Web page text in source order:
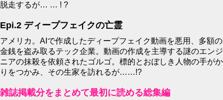
脱走するが… … ! ?
Epi.2 ディープフェイクの亡霊
アメリカ。AIで作成したディープフェイク動画を悪用、多額の
金銭を盗み取るテック企業。動画の作成を主導する謎のエンジ
ニアの抹殺を依頼されたゴルゴ。標的とおぼしき人物の手がか
りをつかみ、その生家を訪れるが……!?
雑誌掲載分をまとめて最初に読める総集編